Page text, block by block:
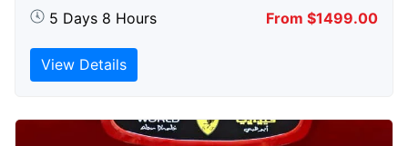
5 Days 8 Hours From $1499.00
View Details